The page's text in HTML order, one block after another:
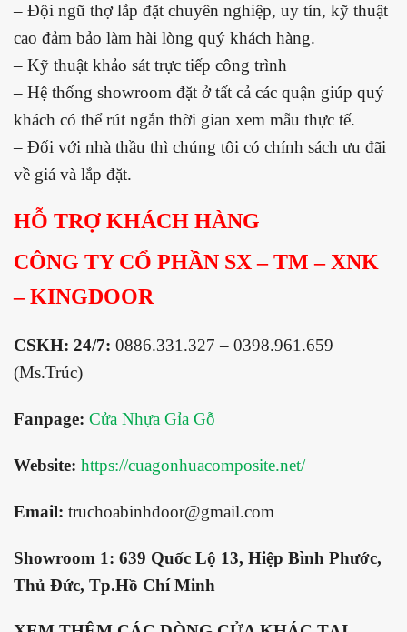
– Đội ngũ thợ lắp đặt chuyên nghiệp, uy tín, kỹ thuật
cao đảm bảo làm hài lòng quý khách hàng.
– Kỹ thuật khảo sát trực tiếp công trình
– Hệ thống showroom đặt ở tất cả các quận giúp quý
khách có thể rút ngắn thời gian xem mẫu thực tế.
– Đối với nhà thầu thì chúng tôi có chính sách ưu đãi
về giá và lắp đặt.
HỖ TRỢ KHÁCH HÀNG
CÔNG TY CỔ PHẦN SX – TM – XNK
– KINGDOOR
CSKH: 24/7: 0886.331.327 – 0398.961.659
(Ms.Trúc)
Fanpage: Cửa Nhựa Gỉa Gỗ
Website: https://cuagonhuacomposite.net/
Email: truchoabinhdoor@gmail.com
Showroom 1: 639 Quốc Lộ 13, Hiệp Bình Phước,
Thủ Đức, Tp.Hồ Chí Minh